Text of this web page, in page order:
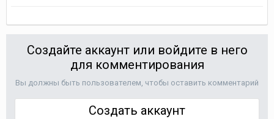
Создайте аккаунт или войдите в него
для комментирования
Вы должны быть пользователем, чтобы оставить комментарий
Создать аккаунт